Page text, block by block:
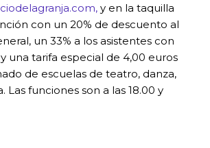
y en la taquilla
con un 20% de descuento al
un 33% a los asistentes con
una tarifa especial de 4,00 euros
de escuelas de teatro, danza,
Las funciones son a las 18.00 y